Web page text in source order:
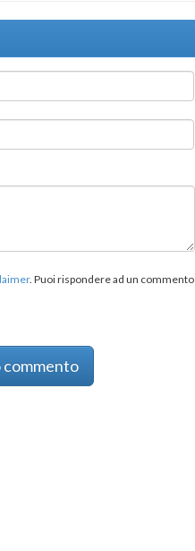
. Puoi rispondere ad un commento
commento